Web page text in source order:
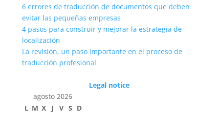
6 errores de traducción de documentos que deben
evitar las pequeñas empresas
4 pasos para construir y mejorar la estrategia de
localización
La revisión, un paso importante en el proceso de
traducción profesional
Legal notice
agosto 2026
L M X J V S D